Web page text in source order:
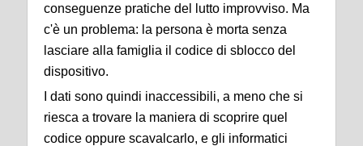
conseguenze pratiche del lutto improvviso. Ma
c'è un problema: la persona è morta senza
lasciare alla famiglia il codice di sblocco del
dispositivo.
I dati sono quindi inaccessibili, a meno che si
riesca a trovare la maniera di scoprire quel
codice oppure scavalcarlo, e gli informatici